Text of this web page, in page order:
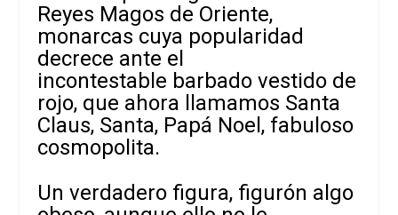
Reyes Magos de Oriente,
monarcas cuya popularidad
decrece ante el
incontestable barbado vestido de
rojo, que ahora llamamos Santa
Claus, Santa, Papá Noel, fabuloso
cosmopolita.
Un verdadero figura, figurón algo